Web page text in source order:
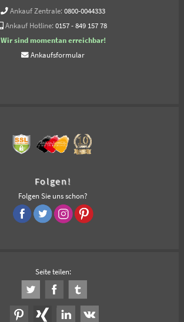
Ankauf Zentrale: 0800-0044333
Ankauf Hotline: 0157 - 849 157 78
Wir sind momentan erreichbar!
Ankaufsformular
Folgen!
Folgen Sie uns schon?
Seite teilen: